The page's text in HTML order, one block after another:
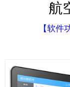
航
【软件